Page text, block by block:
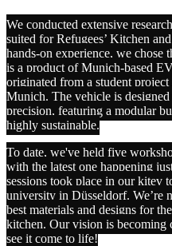
We conducted extensive
suited for Refugees’ Kitchen
hands-on experience, we
is a product of Munich-based
originated from a student
Munich. The vehicle is
precision, featuring a modular
highly sustainable.
To date, we've held five
with the latest one happening
sessions took place in our kitev
university in Düsseldorf. We’re
best materials and designs for
kitchen. Our vision is becoming
see it come to life!